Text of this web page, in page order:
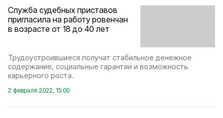
Служба судебных приставов
пригласила на работу ровенчан
в возрасте от 18 до 40 лет
Трудоустроившиеся получат стабильное денежное
содержание, социальные гарантии и возможность
карьерного роста.
2 февраля 2022, 15:00